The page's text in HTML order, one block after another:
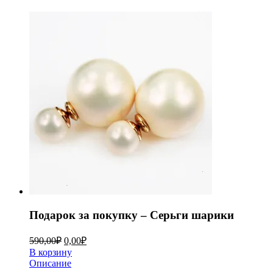
Подарок за покупку – Серьги шарики
590,00₽ 0,00₽
В корзину
Описание